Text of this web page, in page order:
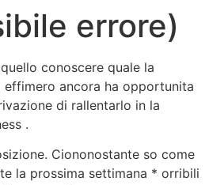
errore)
conoscere quale la
ancora ha opportunita
di rallentarlo in la
.
Ciononostante so come
la prossima settimana * orribili